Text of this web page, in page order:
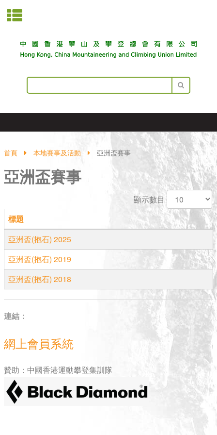
首頁 本地賽事及活動 亞洲盃賽事
亞洲盃賽事
顯示數目
標題
亞洲盃(抱石) 2025
亞洲盃(抱石) 2019
亞洲盃(抱石) 2018
連結：
網上會員系統
贊助：中國香港運動攀登集訓隊